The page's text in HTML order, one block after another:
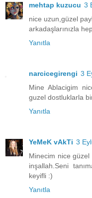
mehtap kuzucu 3
nice uzun,güzel
arkadaşlarınızla
Yanıtla
narcicegirengi 3
Mine Ablacigim
guzel dostluklarla
Yanıtla
YeMeK vAkTi 3
Minecim nice güzel
inşallah.Seni
keyifli :)
Yanıtla